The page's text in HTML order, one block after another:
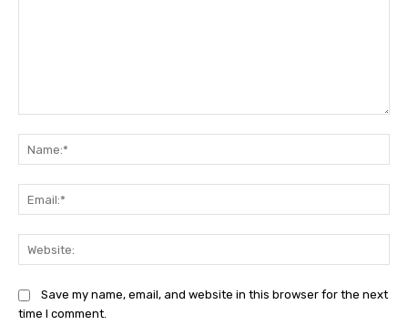
Save my name, email, and website in this browser for the next
time I comment.